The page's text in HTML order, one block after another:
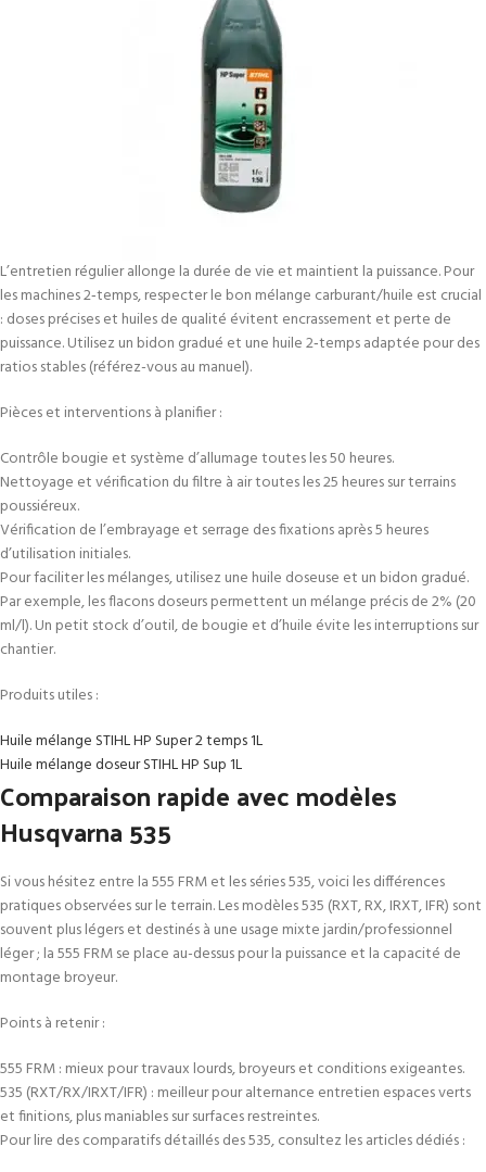
L’entretien régulier allonge la durée de vie et maintient la puissance. Pour
les machines 2‑temps, respecter le bon mélange carburant/huile est crucial
: doses précises et huiles de qualité évitent encrassement et perte de
puissance. Utilisez un bidon gradué et une huile 2‑temps adaptée pour des
ratios stables (référez-vous au manuel).
Pièces et interventions à planifier :
Contrôle bougie et système d’allumage toutes les 50 heures.
Nettoyage et vérification du filtre à air toutes les 25 heures sur terrains
poussiéreux.
Vérification de l’embrayage et serrage des fixations après 5 heures
d’utilisation initiales.
Pour faciliter les mélanges, utilisez une huile doseuse et un bidon gradué.
Par exemple, les flacons doseurs permettent un mélange précis de 2% (20
ml/l). Un petit stock d’outil, de bougie et d’huile évite les interruptions sur
chantier.
Produits utiles :
Huile mélange STIHL HP Super 2 temps 1L
Huile mélange doseur STIHL HP Sup 1L
Comparaison rapide avec modèles
Husqvarna 535
Si vous hésitez entre la 555 FRM et les séries 535, voici les différences
pratiques observées sur le terrain. Les modèles 535 (RXT, RX, IRXT, IFR) sont
souvent plus légers et destinés à une usage mixte jardin/professionnel
léger ; la 555 FRM se place au-dessus pour la puissance et la capacité de
montage broyeur.
Points à retenir :
555 FRM : mieux pour travaux lourds, broyeurs et conditions exigeantes.
535 (RXT/RX/IRXT/IFR) : meilleur pour alternance entretien espaces verts
et finitions, plus maniables sur surfaces restreintes.
Pour lire des comparatifs détaillés des 535, consultez les articles dédiés :